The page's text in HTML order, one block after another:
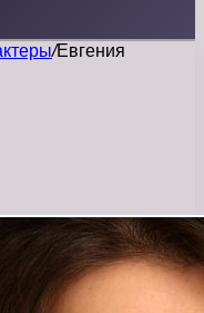
/Евгения